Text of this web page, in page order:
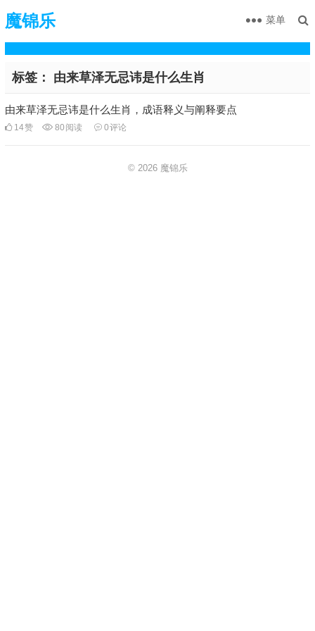
魔锦乐 菜单
标签： 由来草泽无忌讳是什么生肖
由来草泽无忌讳是什么生肖，成语释义与阐释要点
14赞 80 阅读 0评论
© 2026 魔锦乐